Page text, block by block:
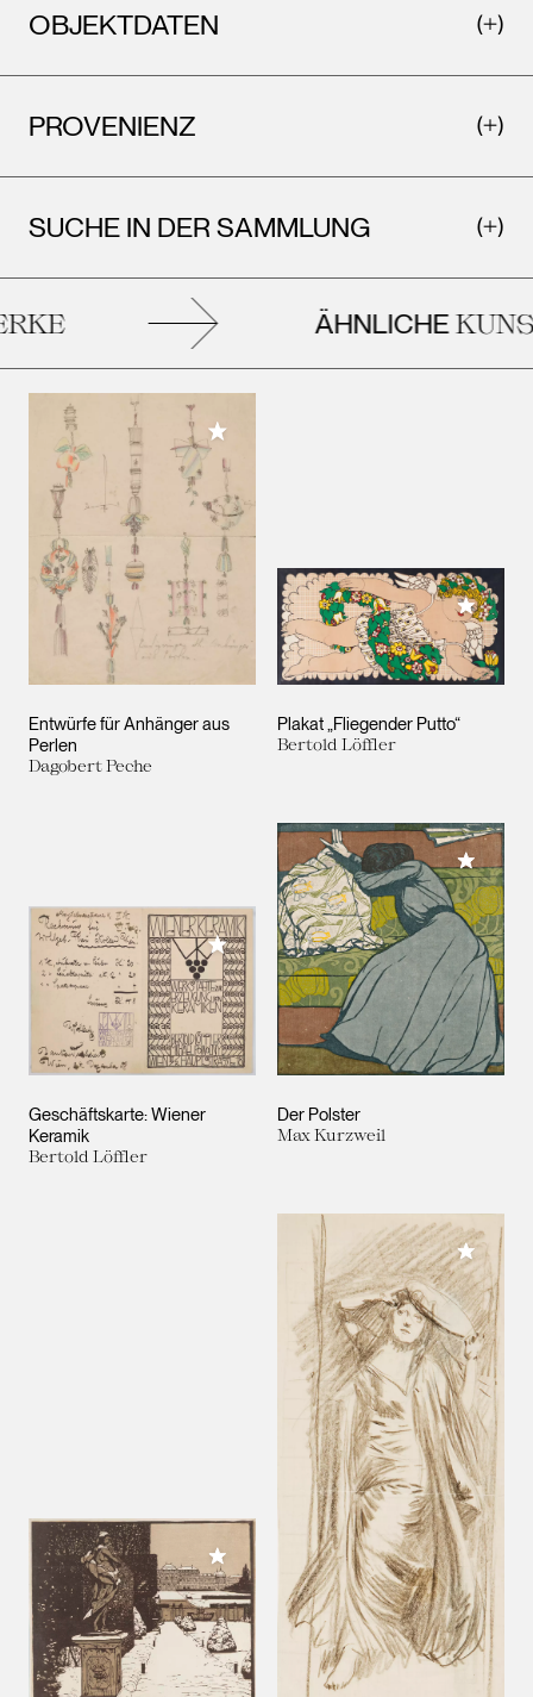
OBJEKTDATEN
PROVENIENZ
SUCHE IN DER SAMMLUNG
ÄHNLICHE
Entwürfe für Anhänger aus
Perlen
Dagobert Peche
Meiner Sammlung hinzufügen
Plakat „Fliegender Putto“
Bertold Löffler
Meiner
Geschäftskarte: Wiener
Keramik
Bertold Löffler
Meiner Sammlung hinzufügen
Der Polster
Max Kurzweil
Meiner
Meiner Sammlung hinzufügen
Meiner